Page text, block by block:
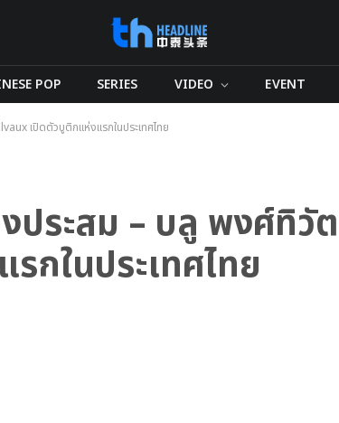
POP SERIES VIDEO EVENT
เปิดตัวบูติกแห่งแรกในประเทศไทย
ระสม – บลู พงศ์ทิวั
กในประเทศไทย